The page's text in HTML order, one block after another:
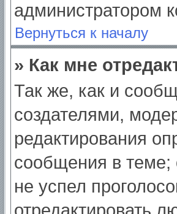
администратором
Вернуться к началу
» Как мне
Так же, как и
создателями,
редактирования
сообщения в теме;
не успел